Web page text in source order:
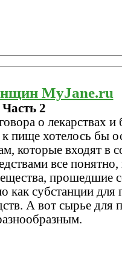
MyJane.ru
2
о лекарствах и
пище хотелось бы
которые входят в
все
прошедшие
как субстанции для
А вот сырье для